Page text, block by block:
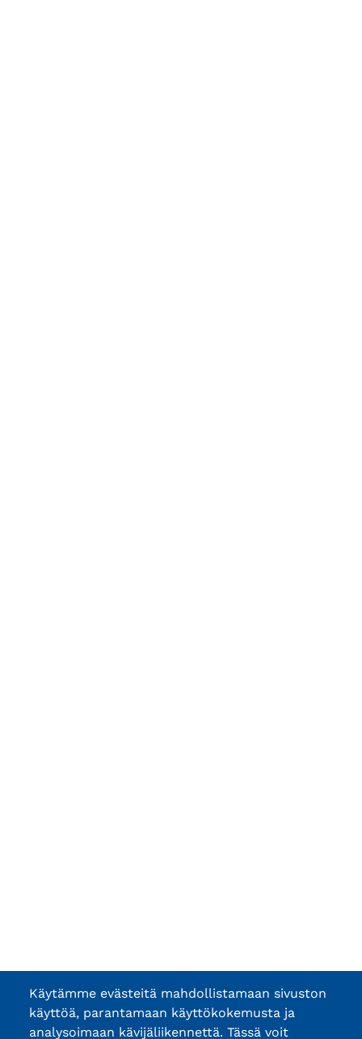
Käytämme evästeitä mahdollistamaan sivuston
käyttöä, parantamaan käyttökokemusta ja
analysoimaan kävijäliikennettä. Tässä voit